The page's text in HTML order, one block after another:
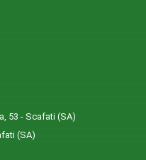
53 - Scafati (SA)
(SA)